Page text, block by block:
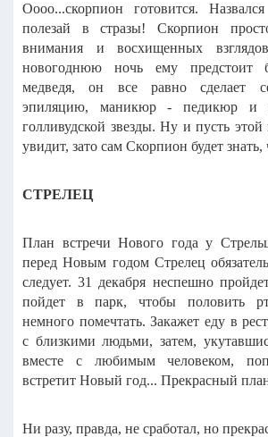
Оооо...скорпион готовится.
полезай в стразы! Скорпион
внимания и восхищенных
новогоднюю ночь ему предстоит
медведя, он все равно сделает
эпиляцию, маникюр - педикюр и
голливудской звезды. Ну и пусть этой
увидит, зато сам Скорпион будет
СТРЕЛЕЦ
План встречи Нового года у
перед Новым годом Стрелец
следует. 31 декабря неспешно
пойдет в парк, чтобы половить
немного помечтать. Закажет еду в
с близкими людьми, затем,
вместе с любимым человеком,
встретит Новый год... Прекрасный
Ни разу, правда, не сработал, но